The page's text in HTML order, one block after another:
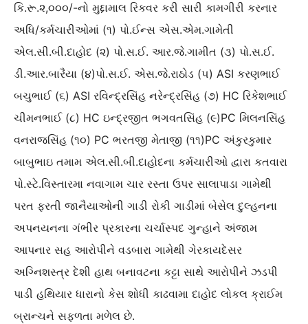
કિ.રૂ.૨,૦૦૦/-નો મુદ્દામાલ રિકવર કરી સારી કામગીરી કરનાર
અધિ/કર્મચારીઓમાં (૧) પો.ઈન્સ એસ.એમ.ગામેતી
એલ.સી.બી.દાહોદ (૨) પો.સ.ઈ. આર.જે.ગામીત (૩) પો.સ.ઈ.
ડી.આર.બારૈયા (૪)પો.સ.ઈ. એસ.જે.રાઠોડ (૫) ASI કરણભાઈ
બચુભાઈ (૬) ASI રવિન્દ્રસિંહ નરેન્દ્રસિંહ (૭) HC રિકેશભાઈ
ચીમનભાઈ (૮) HC ઇન્દ્રજીત ભગવતસિંહ (૯)PC મિલનસિંહ
વનરાજસિંહ (૧૦) PC ભરતજી મેતાજી (૧૧)PC અંકુરકુમાર
બાબુભાઇ તમામ એલ.સી.બી.દાહોદના કર્મચારીઓ દ્વારા કતવારા
પો.સ્ટે.વિસ્તારમા નવાગામ ચાર રસ્તા ઉપર સાલાપાડા ગામેથી
પરત ફરતી જાનૈયાઓની ગાડી રોકી ગાડીમાં બેસેલ દુલ્હનના
અપનયનના ગંભીર પ્રકારના ચર્ચાસ્પદ ગુન્હાને અંજામ
આપનાર સહ આરોપીને વડબારા ગામેથી ગેરકાયદેસર
અગ્નિશસ્ત્ર દેશી હાથ બનાવટના કટ્ટા સાથે આરોપીને ઝડપી
પાડી હથિયાર ધારાનો કેસ શોધી કાઢવામા દાહોદ લોકલ ક્રાઈમ
બ્રાન્ચને સફળતા મળેલ છે.